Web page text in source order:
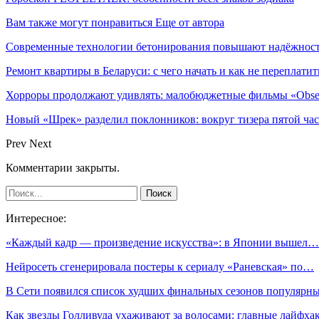
Вам также могут понравиться Еще от автора
Современные технологии бетонирования повышают
Ремонт квартиры в Беларуси: с чего начать и как не
Хорроры продолжают удивлять: малобюджетные фильмы
Новый «Шрек» разделил поклонников: вокруг тизера пятой
Prev Next
Комментарии закрыты.
Интересное:
«Каждый кадр — произведение искусства»: в Японии вышел…
Нейросеть сгенерировала постеры к сериалу «Раневская» по…
В Сети появился список худших финальных сезонов
Как звезды Голливуда ухаживают за волосами: главные